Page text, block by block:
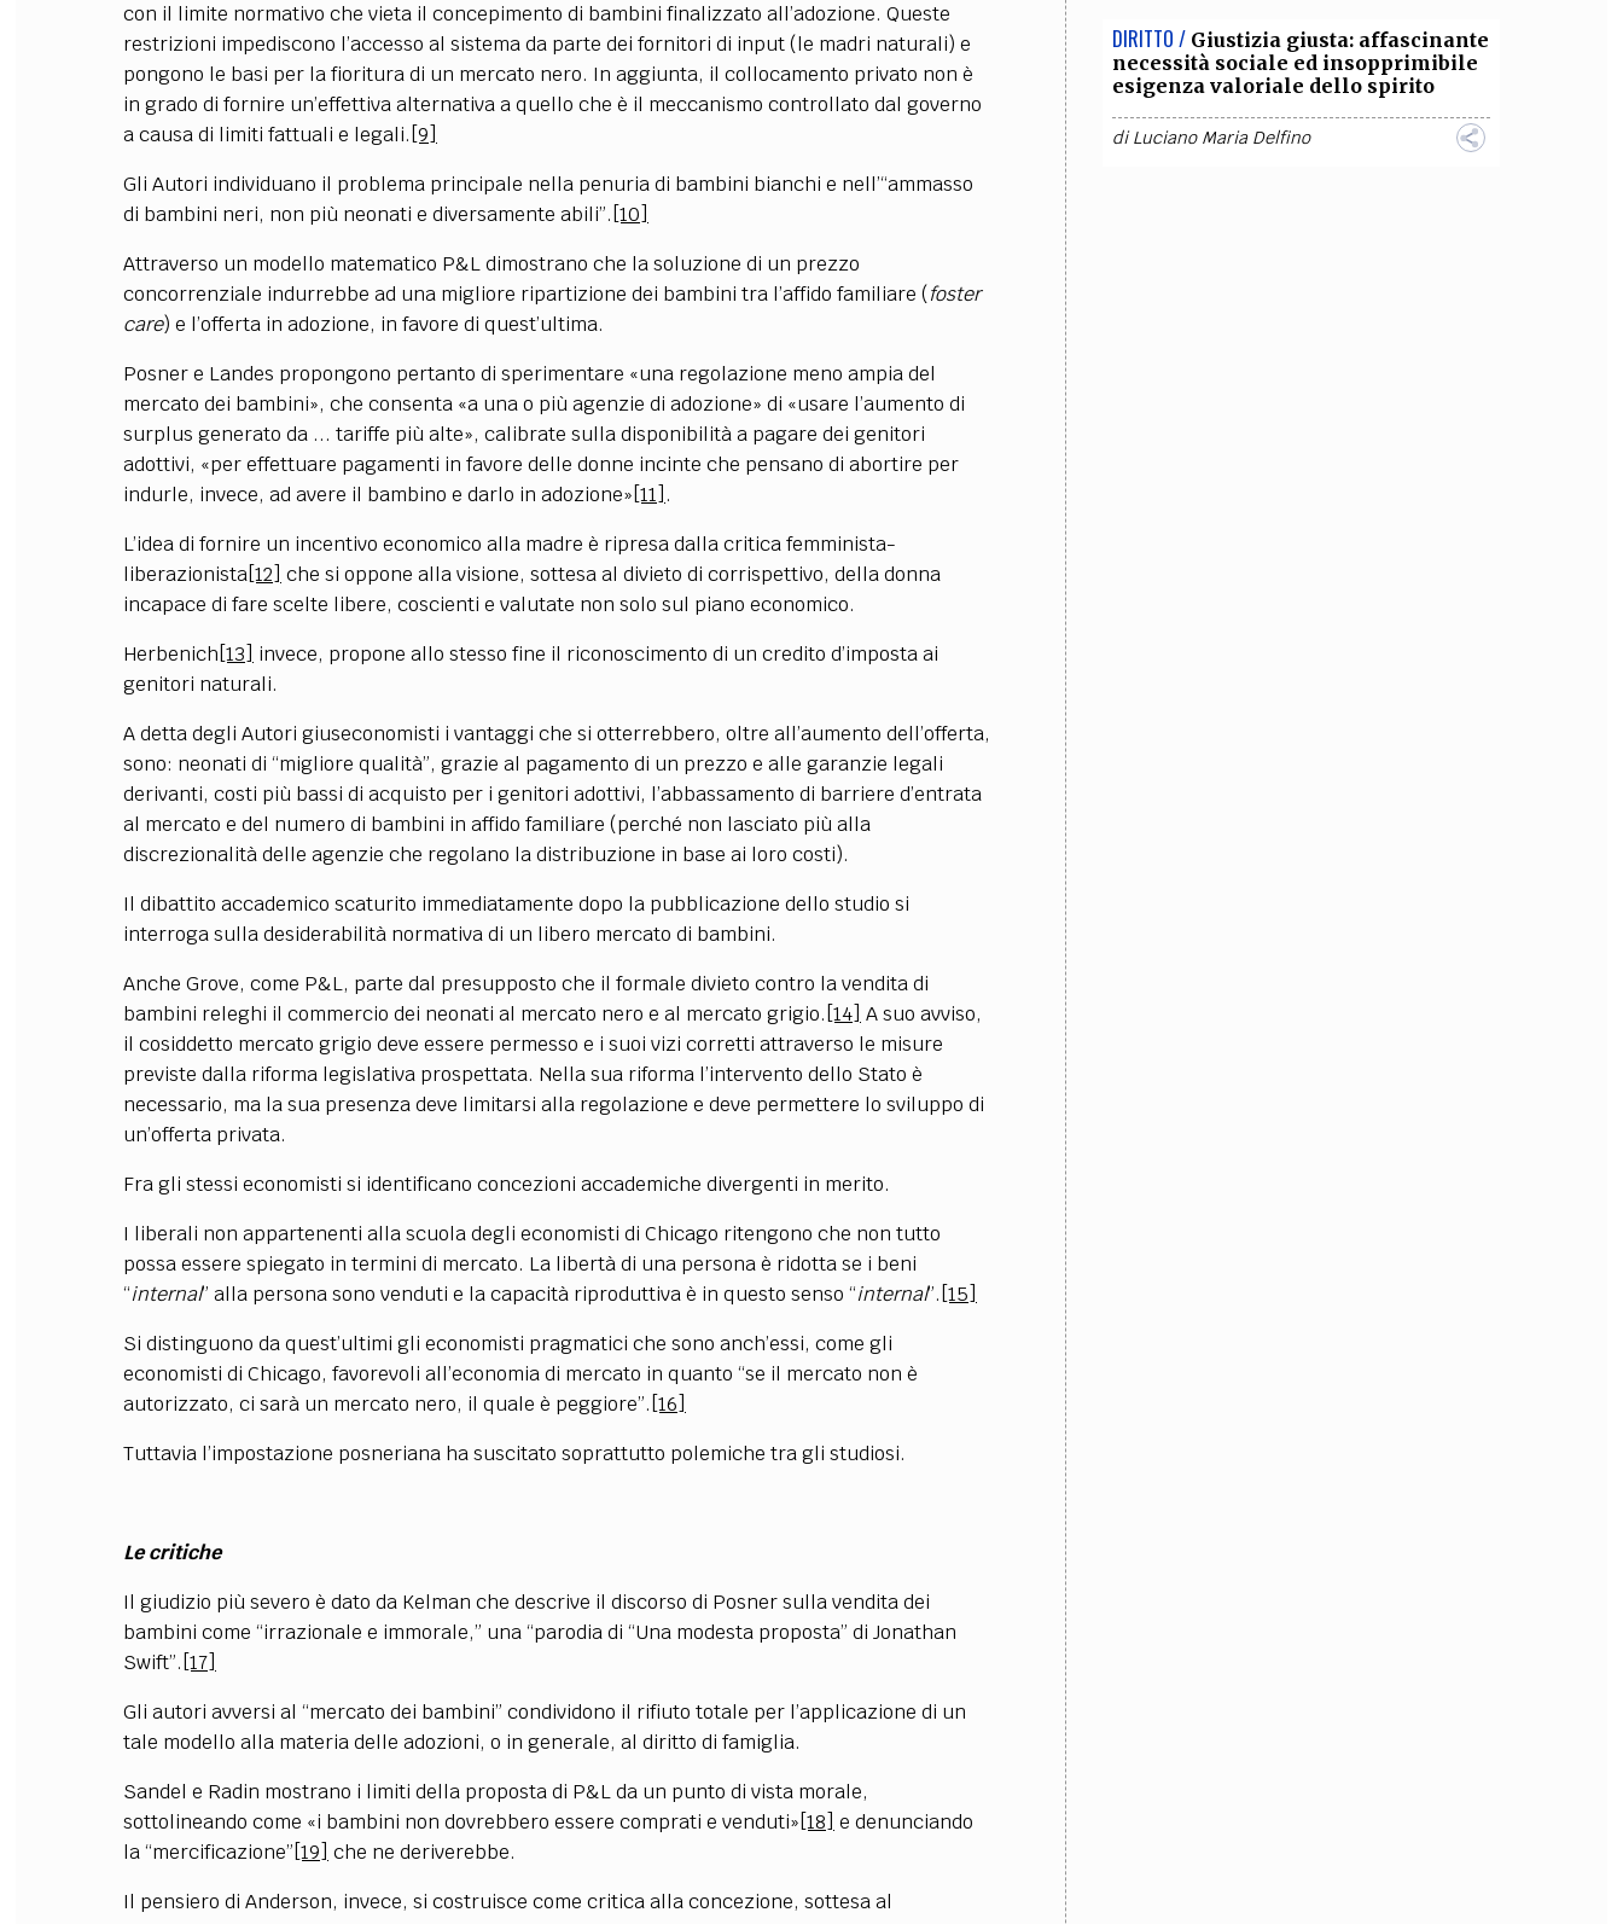
con il limite normativo che vieta il concepimento di bambini finalizzato all’adozione. Queste
restrizioni impediscono l’accesso al sistema da parte dei fornitori di input (le madri naturali) e
pongono le basi per la fioritura di un mercato nero. In aggiunta, il collocamento privato non è
in grado di fornire un’effettiva alternativa a quello che è il meccanismo controllato dal governo
a causa di limiti fattuali e legali. [9]
Gli Autori individuano il problema principale nella penuria di bambini bianchi e nell’“ammasso
di bambini neri, non più neonati e diversamente abili”. [10]
Attraverso un modello matematico P&L dimostrano che la soluzione di un prezzo
concorrenziale indurrebbe ad una migliore ripartizione dei bambini tra l’affido familiare (foster
care) e l’offerta in adozione, in favore di quest’ultima.
Posner e Landes propongono pertanto di sperimentare «una regolazione meno ampia del
mercato dei bambini», che consenta «a una o più agenzie di adozione» di «usare l’aumento di
surplus generato da ... tariffe più alte», calibrate sulla disponibilità a pagare dei genitori
adottivi, «per effettuare pagamenti in favore delle donne incinte che pensano di abortire per
indurle, invece, ad avere il bambino e darlo in adozione» [11] .
L’idea di fornire un incentivo economico alla madre è ripresa dalla critica femminista-
liberazionista[12] che si oppone alla visione, sottesa al divieto di corrispettivo, della donna
incapace di fare scelte libere, coscienti e valutate non solo sul piano economico.
Herbenich [13]
invece, propone allo stesso fine il riconoscimento di un credito d’imposta ai
genitori naturali.
A detta degli Autori giuseconomisti i vantaggi che si otterrebbero, oltre all’aumento dell’offerta,
sono: neonati di “migliore qualità”, grazie al pagamento di un prezzo e alle garanzie legali
derivanti, costi più bassi di acquisto per i genitori adottivi, l’abbassamento di barriere d’entrata
al mercato e del numero di bambini in affido familiare (perché non lasciato più alla
discrezionalità delle agenzie che regolano la distribuzione in base ai loro costi).
Il dibattito accademico scaturito immediatamente dopo la pubblicazione dello studio si
interroga sulla desiderabilità normativa di un libero mercato di bambini.
Anche Grove, come P&L, parte dal presupposto che il formale divieto contro la vendita di
bambini releghi il commercio dei neonati al mercato nero e al mercato grigio. [14] A suo avviso,
il cosiddetto mercato grigio deve essere permesso e i suoi vizi corretti attraverso le misure
previste dalla riforma legislativa prospettata. Nella sua riforma l’intervento dello Stato è
necessario, ma la sua presenza deve limitarsi alla regolazione e deve permettere lo sviluppo di
un’offerta privata.
Fra gli stessi economisti si identificano concezioni accademiche divergenti in merito.
I liberali non appartenenti alla scuola degli economisti di Chicago ritengono che non tutto
possa essere spiegato in termini di mercato. La libertà di una persona è ridotta se i beni
“internal” alla persona sono venduti e la capacità riproduttiva è in questo senso “internal”. [15]
Si distinguono da quest’ultimi gli economisti pragmatici che sono anch’essi, come gli
economisti di Chicago, favorevoli all’economia di mercato in quanto “se il mercato non è
autorizzato, ci sarà un mercato nero, il quale è peggiore”. [16]
Tuttavia l’impostazione posneriana ha suscitato soprattutto polemiche tra gli studiosi.
Le critiche
Il giudizio più severo è dato da Kelman che descrive il discorso di Posner sulla vendita dei
bambini come “irrazionale e immorale,” una “parodia di “Una modesta proposta” di Jonathan
Swift”. [17]
Gli autori avversi al “mercato dei bambini” condividono il rifiuto totale per l’applicazione di un
tale modello alla materia delle adozioni, o in generale, al diritto di famiglia.
Sandel e Radin mostrano i limiti della proposta di P&L da un punto di vista morale,
sottolineando come «i bambini non dovrebbero essere comprati e venduti» [18] e denunciando
la “mercificazione” [19] che ne deriverebbe.
Il pensiero di Anderson, invece, si costruisce come critica alla concezione, sottesa al
DIRITTO / Giustizia giusta: affascinante
necessità sociale ed insopprimibile
esigenza valoriale dello spirito
diLuciano Maria Delfino